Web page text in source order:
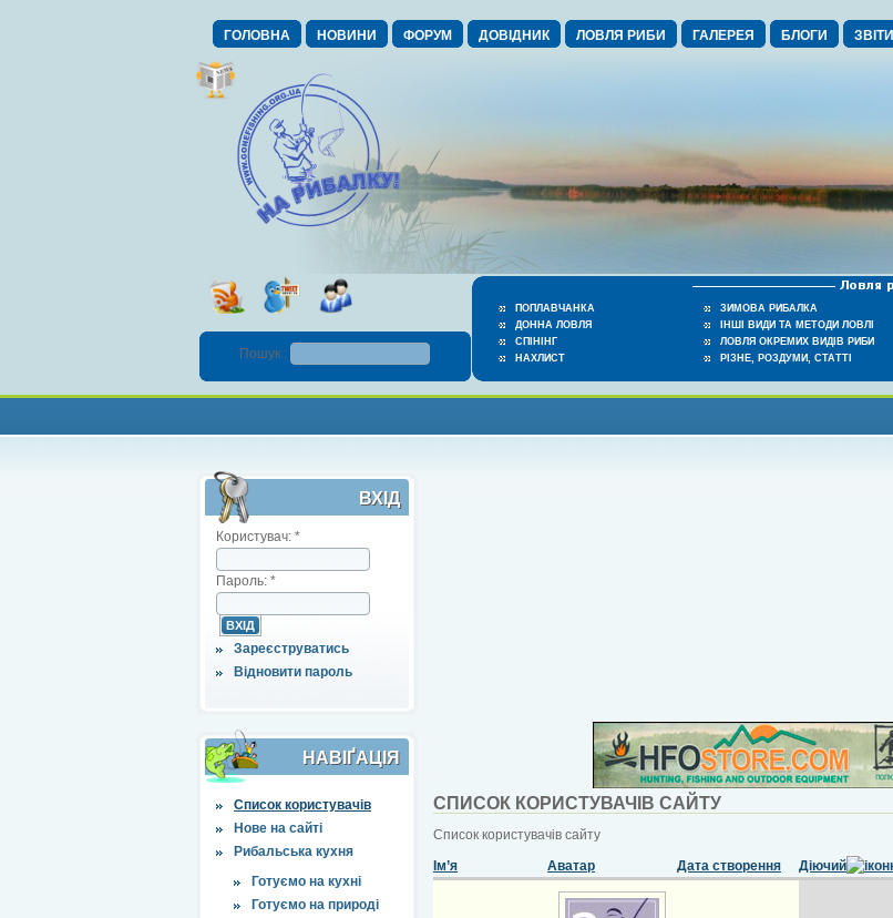
ГОЛОВНА НОВИНИ ФОРУМ ДОВІДНИК ЛОВЛЯ РИБИ ГАЛЕРЕЯ БЛОГИ ЗВІТИ
ПОПЛАВЧАНКА
ДОННА ЛОВЛЯ
СПІНІНГ
НАХЛИСТ
ЗИМОВА РИБАЛКА
ІНШІ ВИДИ ТА МЕТОДИ ЛОВЛІ
ЛОВЛЯ ОКРЕМИХ ВИДІВ РИБИ
РІЗНЕ, РОЗДУМИ, СТАТТІ
Пошук :
ВХІД
Користувач: *
Пароль: *
Зареєструватись
Відновити пароль
НАВІҐАЦІЯ
Список користувачів
Нове на сайті
Рибальська кухня
Готуємо на кухні
Готуємо на природі
СПИСОК КОРИСТУВАЧІВ САЙТУ
Список користувачів сайту
Ім’я
Аватар Дата створення Діючий